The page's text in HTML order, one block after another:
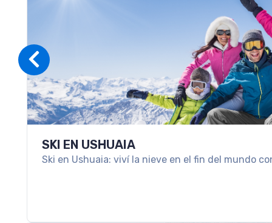
SKI EN USHUAIA
Ski en Ushuaia: viví la nieve en el fin del mundo